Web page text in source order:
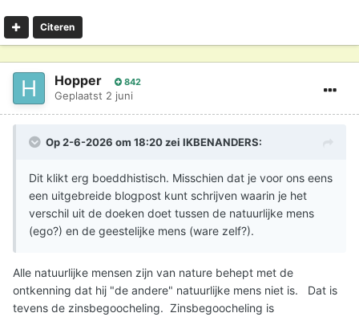
Citeren
Hopper 842
Geplaatst 2 juni
Op 2-6-2026 om 18:20 zei IKBENANDERS:
Dit klikt erg boeddhistisch. Misschien dat je voor ons eens
een uitgebreide blogpost kunt schrijven waarin je het
verschil uit de doeken doet tussen de natuurlijke mens
(ego?) en de geestelijke mens (ware zelf?).
Alle natuurlijke mensen zijn van nature behept met de
ontkenning dat hij "de andere" natuurlijke mens niet is. Dat is
tevens de zinsbegoocheling. Zinsbegoocheling is